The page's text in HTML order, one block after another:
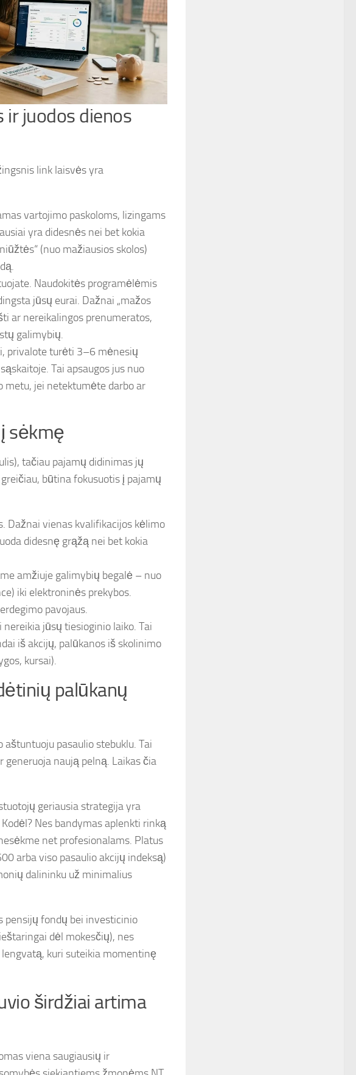
ir juodos dienos
link laisvės yra
vartojimo paskoloms, lizingams
yra didesnės nei bet kokia
(nuo mažiausios skolos)
Naudokitės programėlėmis
jūsų eurai. Dažnai „mažos
ar nereikalingos prenumeratos,
galimybių.
privalote turėti 3–6 mėnesių
Tai apsaugos jus nuo
metu, jei netektumėte darbo ar
sėkmę
tačiau pajamų didinimas jų
būtina fokusuotis į pajamų
Dažnai vienas kvalifikacijos kėlimo
didesnę grąžą nei bet kokia
amžiuje galimybių begalė – nuo
iki elektroninės prekybos.
pavojaus.
jūsų tiesioginio laiko. Tai
iš akcijų, palūkanos iš skolinimo
kursai).
palūkanų
pasaulio stebuklu. Tai
generuoja naują pelną. Laikas čia
geriausia strategija yra
Nes bandymas aplenkti rinką
net profesionalams. Platus
arba viso pasaulio akcijų indeksą)
dalininku už minimalius
pensijų fondų bei investicinio
dėl mokesčių), nes
kuri suteikia momentinę
širdžiai artima
viena saugiausių ir